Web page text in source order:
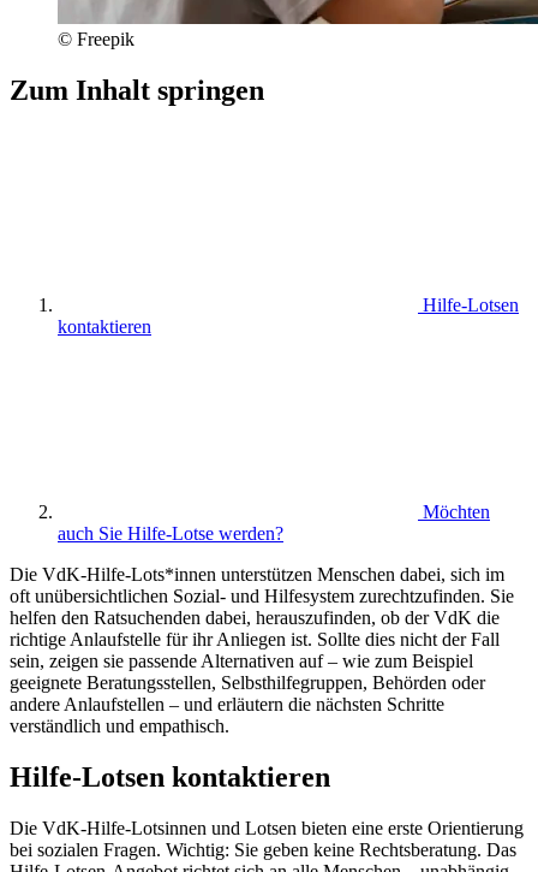
© Freepik
Zum Inhalt springen
Hilfe-Lotsen
kontaktieren
Möchten
auch Sie Hilfe-Lotse werden?
Die VdK-Hilfe-Lots*innen unterstützen Menschen dabei, sich im
oft unübersichtlichen Sozial- und Hilfesystem zurechtzufinden. Sie
helfen den Ratsuchenden dabei, herauszufinden, ob der VdK die
richtige Anlaufstelle für ihr Anliegen ist. Sollte dies nicht der Fall
sein, zeigen sie passende Alternativen auf – wie zum Beispiel
geeignete Beratungsstellen, Selbsthilfegruppen, Behörden oder
andere Anlaufstellen – und erläutern die nächsten Schritte
verständlich und empathisch.
Hilfe-Lotsen kontaktieren
Die VdK-Hilfe-Lotsinnen und Lotsen bieten eine erste Orientierung
bei sozialen Fragen. Wichtig: Sie geben keine Rechtsberatung. Das